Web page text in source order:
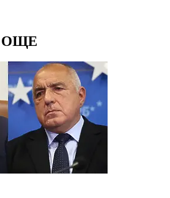
ОЩЕ